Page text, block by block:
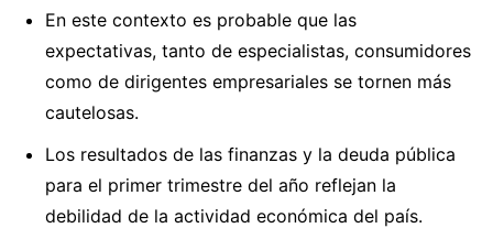
En este contexto es probable que las
expectativas, tanto de especialistas, consumidores
como de dirigentes empresariales se tornen más
cautelosas.
Los resultados de las finanzas y la deuda pública
para el primer trimestre del año reflejan la
debilidad de la actividad económica del país.